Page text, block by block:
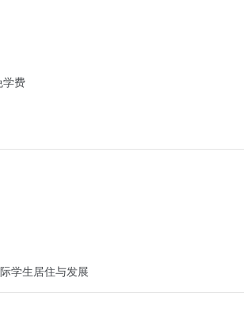
学费
学生居住与发展